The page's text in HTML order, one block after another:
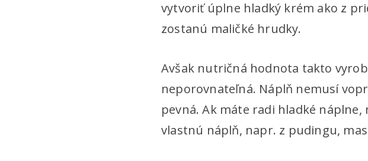
vytvoriť úplne hladký krém ako z
zostanú maličké hrudky.
Avšak nutričná hodnota takto
neporovnateľná. Náplň nemusí
pevná. Ak máte radi hladké
vlastnú náplň, napr. z pudingu,